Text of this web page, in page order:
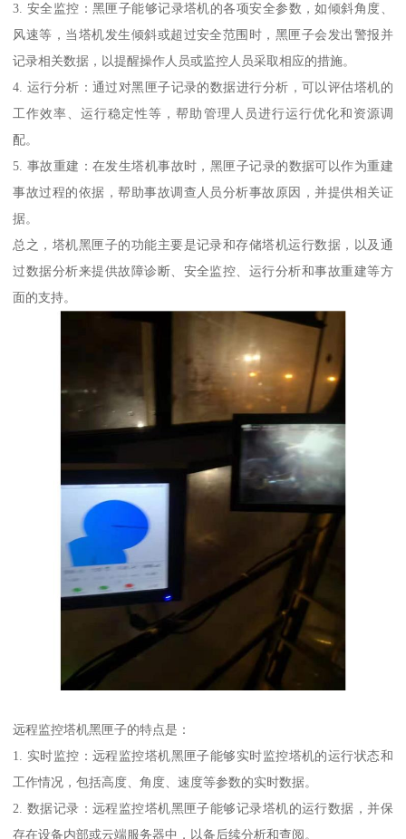
3. 安全监控：黑匣子能够记录塔机的各项安全参数，如倾斜角度、
风速等，当塔机发生倾斜或超过安全范围时，黑匣子会发出警报并
记录相关数据，以提醒操作人员或监控人员采取相应的措施。
4. 运行分析：通过对黑匣子记录的数据进行分析，可以评估塔机的
工作效率、运行稳定性等，帮助管理人员进行运行优化和资源调
配。
5. 事故重建：在发生塔机事故时，黑匣子记录的数据可以作为重建
事故过程的依据，帮助事故调查人员分析事故原因，并提供相关证
据。
总之，塔机黑匣子的功能主要是记录和存储塔机运行数据，以及通
过数据分析来提供故障诊断、安全监控、运行分析和事故重建等方
面的支持。
远程监控塔机黑匣子的特点是：
1. 实时监控：远程监控塔机黑匣子能够实时监控塔机的运行状态和
工作情况，包括高度、角度、速度等参数的实时数据。
2. 数据记录：远程监控塔机黑匣子能够记录塔机的运行数据，并保
存在设备内部或云端服务器中，以备后续分析和查阅。